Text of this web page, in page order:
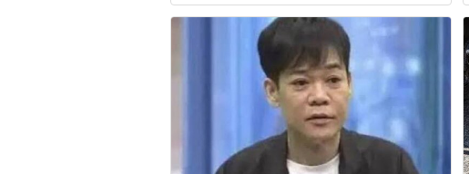
っぷりにたしなめる当時の言葉選びよ 勇敢す
ぎます、使っていきたい… （昭和4年婦人倶
楽部新年号より）
数
ス
ね
数